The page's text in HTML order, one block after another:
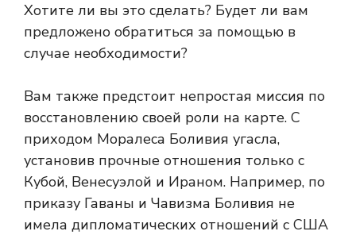
Хотите ли вы это сделать? Будет ли вам
предложено обратиться за помощью в
случае необходимости?
Вам также предстоит непростая миссия по
восстановлению своей роли на карте. С
приходом Моралеса Боливия угасла,
установив прочные отношения только с
Кубой, Венесуэлой и Ираном. Например, по
приказу Гаваны и Чавизма Боливия не
имела дипломатических отношений с США